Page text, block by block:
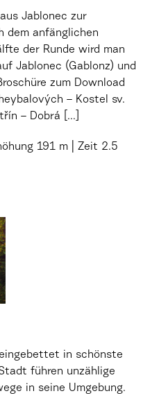
Jablonec zur
dem anfänglichen
der Runde wird man
Jablonec (Gablonz) und
zum Download
– Kostel sv.
– Dobrá [...]
191 m Zeit 2.5
in schönste
führen unzählige
in seine Umgebung.